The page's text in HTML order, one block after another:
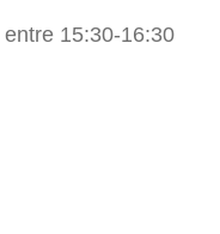
entre 15:30-16:30